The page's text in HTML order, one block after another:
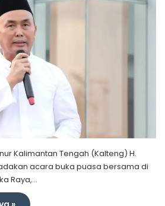
Kalimantan Tengah (Kalteng) H.
acara buka puasa bersama di
Raya,…